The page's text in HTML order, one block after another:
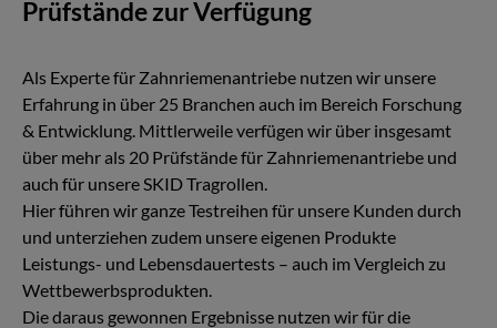
über 25 verschiedene
Branchen
Hierzu stehen uns über 20 eigene
Prüfstände zur Verfügung
Als Experte für Zahnriemenantriebe nutzen wir unsere
Erfahrung in über 25 Branchen auch im Bereich Forschung
& Entwicklung. Mittlerweile verfügen wir über insgesamt